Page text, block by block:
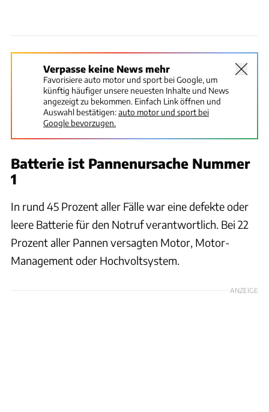
Verpasse keine News mehr
Favorisiere auto motor und sport bei Google, um
künftig häufiger unsere neuesten Inhalte und News
angezeigt zu bekommen. Einfach Link öffnen und
Auswahl bestätigen:auto motor und sport bei
Google bevorzugen.
Batterie ist Pannenursache Nummer
1
In rund 45 Prozent aller Fälle war eine defekte oder
leere Batterie für den Notruf verantwortlich. Bei 22
Prozent aller Pannen versagten Motor, Motor-
Management oder Hochvoltsystem.
ANZEIGE